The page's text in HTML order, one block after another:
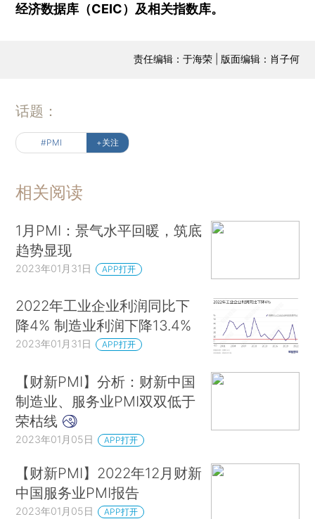
经济数据库（CEIC）及相关指数库。
责任编辑：于海荣 | 版面编辑：肖子何
话题：
#PMI +关注
相关阅读
1月PMI：景气水平回暖，筑底
趋势显现
2023年01月31日 APP打开
2022年工业企业利润同比下
降4% 制造业利润下降13.4%
2023年01月31日 APP打开
【财新PMI】分析：财新中国
制造业、服务业PMI双双低于
荣枯线
2023年01月05日 APP打开
【财新PMI】2022年12月财新
中国服务业PMI报告
2023年01月05日 APP打开